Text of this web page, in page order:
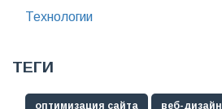
Технологии
ТЕГИ
оптимизация сайта веб-дизайн